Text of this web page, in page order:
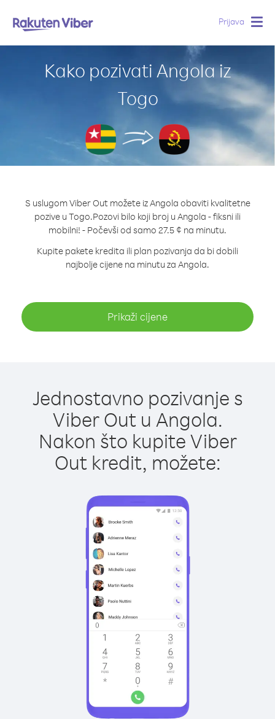
Prijava
Kako pozivati Angola iz
Togo
S uslugom Viber Out možete iz Angola obaviti kvalitetne
pozive u Togo.Pozovi bilo koji broj u Angola - fiksni ili
mobilni! - Počevši od samo 27.5 ¢ na minutu.
Kupite pakete kredita ili plan pozivanja da bi dobili
najbolje cijene na minutu za Angola.
Prikaži cijene
Jednostavno pozivanje s
Viber Out u Angola.
Nakon što kupite Viber
Out kredit, možete: